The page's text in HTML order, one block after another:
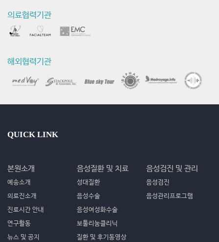
의료협력기관
해외협력기관
QUICK LINK
본원소개
예송소개
의료진소개
진료시간 안내
연구활동
뉴스 및 공지
음성질환 및 치료
성대질환
음성수술
음성여성화수술
보툴리눔클리닉
질환 및 후기동영상
음성검진 및 관리
음성검진
음성관리프로그램